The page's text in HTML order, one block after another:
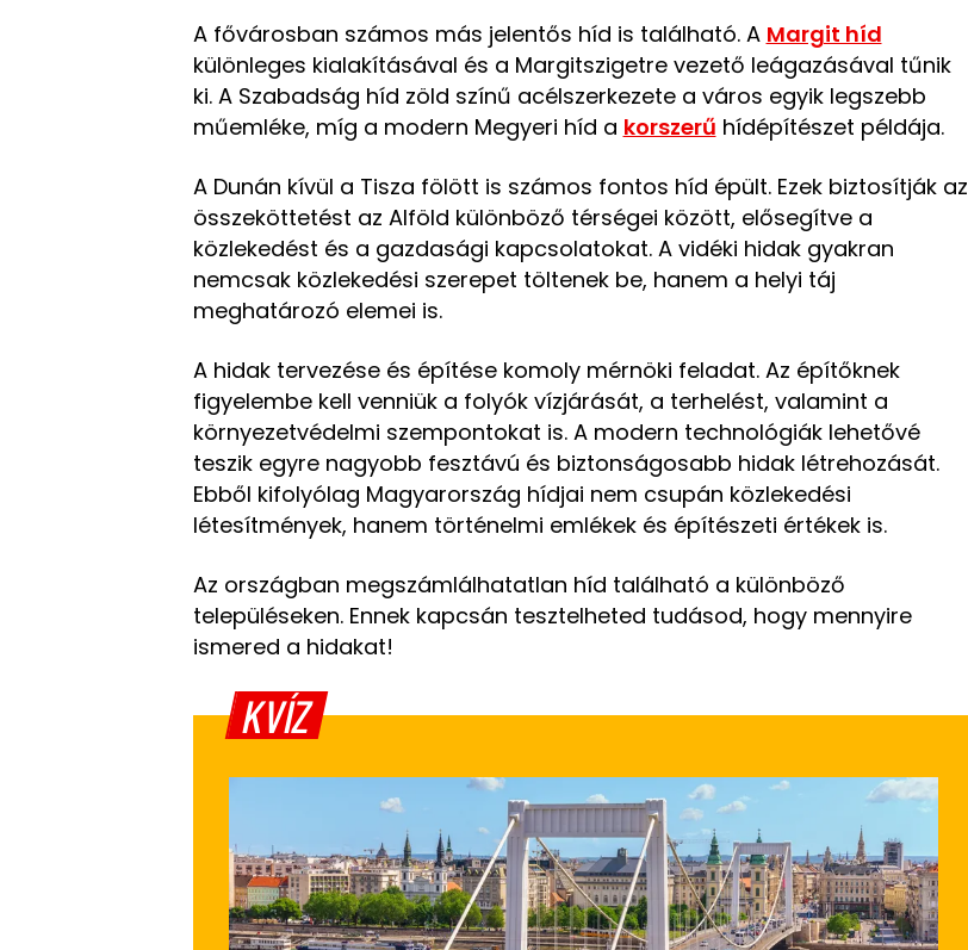
A fővárosban számos más jelentős híd is található. A Margit híd
különleges kialakításával és a Margitszigetre vezető leágazásával tűnik
ki. A Szabadság híd zöld színű acélszerkezete a város egyik legszebb
műemléke, míg a modern Megyeri híd a korszerű hídépítészet példája.
A Dunán kívül a Tisza fölött is számos fontos híd épült. Ezek biztosítják az
összeköttetést az Alföld különböző térségei között, elősegítve a
közlekedést és a gazdasági kapcsolatokat. A vidéki hidak gyakran
nemcsak közlekedési szerepet töltenek be, hanem a helyi táj
meghatározó elemei is.
A hidak tervezése és építése komoly mérnöki feladat. Az építőknek
figyelembe kell venniük a folyók vízjárását, a terhelést, valamint a
környezetvédelmi szempontokat is. A modern technológiák lehetővé
teszik egyre nagyobb fesztávú és biztonságosabb hidak létrehozását.
Ebből kifolyólag Magyarország hídjai nem csupán közlekedési
létesítmények, hanem történelmi emlékek és építészeti értékek is.
Az országban megszámlálhatatlan híd található a különböző
településeken. Ennek kapcsán tesztelheted tudásod, hogy mennyire
ismered a hidakat!
KVÍZ